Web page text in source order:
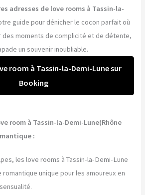
adresses de love rooms à Tassin-la-
guide pour dénicher le cocon parfait où
des moments de complicité et de détente,
un souvenir inoubliable.
room à Tassin-la-Demi-Lune sur
Booking
room à Tassin-la-Demi-Lune(Rhône
:
les love rooms à Tassin-la-Demi-Lune
unique pour les amoureux en